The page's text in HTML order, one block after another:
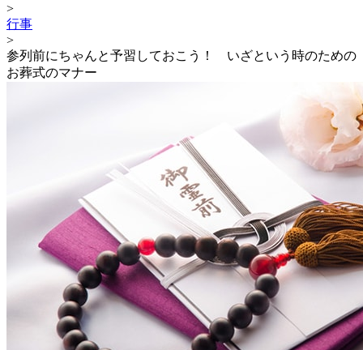
>
行事
>
参列前にちゃんと予習しておこう！ いざという時のための
お葬式のマナー